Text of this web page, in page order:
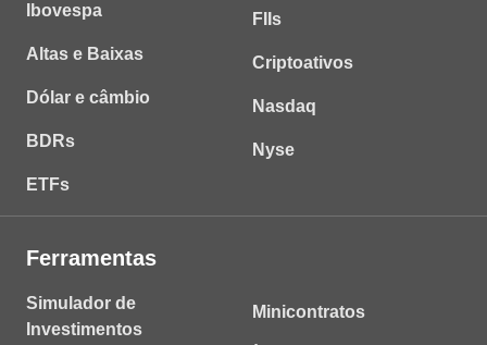
Ibovespa
Altas e Baixas
Dólar e câmbio
BDRs
ETFs
FIIs
Criptoativos
Nasdaq
Nyse
Ferramentas
Simulador de
Investimentos
Minicontratos